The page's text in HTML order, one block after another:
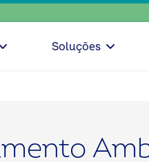
Soluções